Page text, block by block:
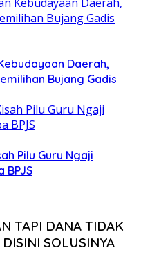
Daerah,
Bujang Gadis
Pilu Guru Ngaji
BPJS
TAPI DANA TIDAK
SOLUSINYA